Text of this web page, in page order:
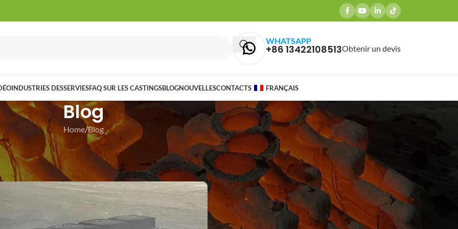
WHATSAPP
+86 13422108513Obtenir un devis
INDUSTRIES DESSERVIESFAQ SUR LES CASTINGSBLOGNOUVELLESCONTACTS FRANÇAIS
Blog
Home Blog
Castings
30 décembre 2024
ARTICLES RÉCENTS
Why Brass Casting is Ideal for
Agriculture Equipment
Components and Pump & Valve
Castings
mars 27, 2026 1 Comment